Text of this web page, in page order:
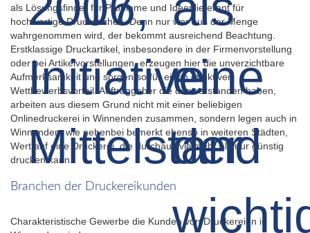
als Lösungsfinder für Probleme und Ideenlieferant für
hochwertige Drucksachen. Denn nur wer aus der Menge
wahrgenommen wird, der bekommt ausreichend Beachtung.
Erstklassige Druckartikel, insbesondere in der Firmenvorstellung
oder bei Artikelvorstellungen, erzeugen hier die unverzichtbare
Aufmerksamkeit und sorgen so für einen effektiven
Wettbewerbsvorteil. Auftraggeber die das verstanden haben,
arbeiten aus diesem Grund nicht mit einer beliebigen
Onlinedruckerei in Winnenden zusammen, sondern legen auch in
Winnenden, wie nebenbei bemerkt ebenso in weiteren Städten,
Wert auf eine Druckerei, die durchaus vielmehr als nur günstig
drucken kann.
Branchen der Druckereikunden
Charakteristische Gewerbe die Kunden von Druckereien in